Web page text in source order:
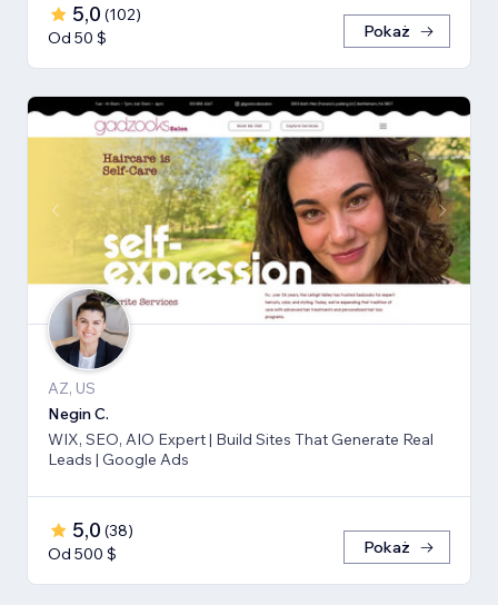
5,0 (102)
Od 50 $
Pokaż
AZ, US
Negin C.
WIX, SEO, AIO Expert | Build Sites That Generate Real
Leads | Google Ads
5,0 (38)
Od 500 $
Pokaż